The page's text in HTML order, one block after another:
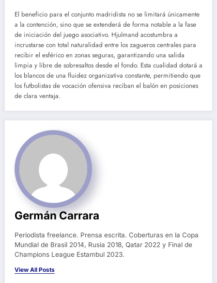
El beneficio para el conjunto madridista no se limitará únicamente
a la contención, sino que se extenderá de forma notable a la fase
de iniciación del juego asociativo. Hjulmand acostumbra a
incrustarse con total naturalidad entre los zagueros centrales para
recibir el esférico en zonas seguras, garantizando una salida
limpia y libre de sobresaltos desde el fondo. Esta cualidad dotará a
los blancos de una fluidez organizativa constante, permitiendo que
los futbolistas de vocación ofensiva reciban el balón en posiciones
de clara ventaja.
Germán Carrara
Periodista freelance. Prensa escrita. Coberturas en la Copa
Mundial de Brasil 2014, Rusia 2018, Qatar 2022 y Final de
Champions League Estambul 2023.
View All Posts